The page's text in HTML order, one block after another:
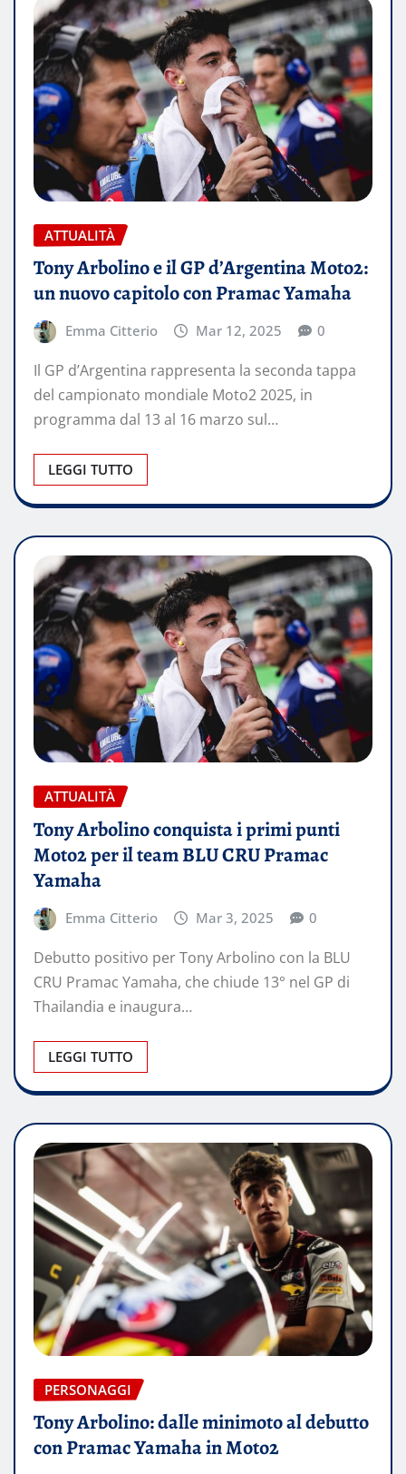
ATTUALITÀ
Tony Arbolino e il GP d’Argentina Moto2:
un nuovo capitolo con Pramac Yamaha
Emma Citterio Mar 12, 2025 0
Il GP d’Argentina rappresenta la seconda tappa
del campionato mondiale Moto2 2025, in
programma dal 13 al 16 marzo sul…
LEGGI TUTTO
ATTUALITÀ
Tony Arbolino conquista i primi punti
Moto2 per il team BLU CRU Pramac
Yamaha
Emma Citterio Mar 3, 2025 0
Debutto positivo per Tony Arbolino con la BLU
CRU Pramac Yamaha, che chiude 13° nel GP di
Thailandia e inaugura…
LEGGI TUTTO
PERSONAGGI
Tony Arbolino: dalle minimoto al debutto
con Pramac Yamaha in Moto2